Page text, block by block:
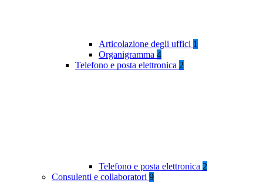
Articolazione degli uffici 1
Organigramma 4
Telefono e posta elettronica 2
Telefono e posta elettronica 2
Consulenti e collaboratori 9